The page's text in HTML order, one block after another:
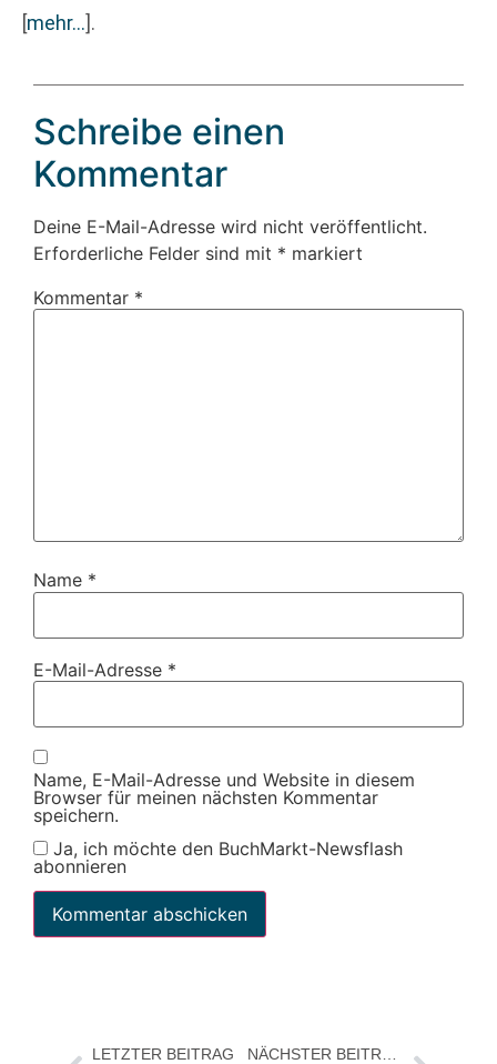
[mehr…].
Schreibe einen
Kommentar
Deine E-Mail-Adresse wird nicht veröffentlicht.
Erforderliche Felder sind mit * markiert
Kommentar *
Name *
E-Mail-Adresse *
Name, E-Mail-Adresse und Website in diesem
Browser für meinen nächsten Kommentar
speichern.
Ja, ich möchte den BuchMarkt-Newsflash
abonnieren
LETZTER BEITRAG